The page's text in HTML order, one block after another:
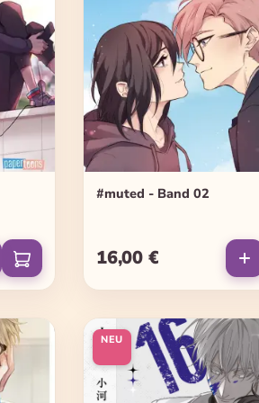
#muted - Band 02
Regulärer Preis:
16,00 €
NEU